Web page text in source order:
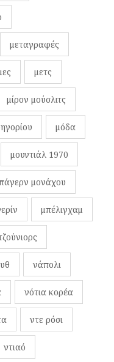
μεταγραφές
μετς
μίρον μούσλιτς
μόδα
μουντιάλ 1970
μονάχου
μπέλιγχαμ
νάπολι
νότια κορέα
ντε ρόσι
ντιαό